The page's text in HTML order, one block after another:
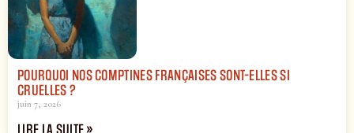
POURQUOI NOS COMPTINES FRANÇAISES SONT-ELLES SI
CRUELLES ?
juin 7, 2026